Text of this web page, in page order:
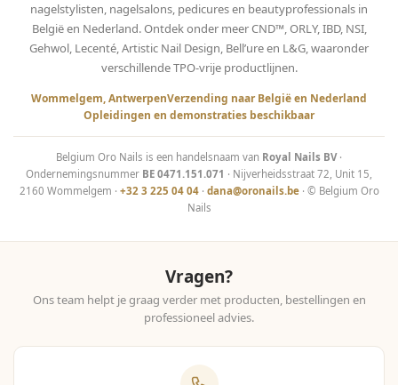
nagelstylisten, nagelsalons, pedicures en beautyprofessionals in
België en Nederland. Ontdek onder meer CND™, ORLY, IBD, NSI,
Gehwol, Lecenté, Artistic Nail Design, Bell’ure en L&G, waaronder
verschillende TPO-vrije productlijnen.
Wommelgem, AntwerpenVerzending naar België en Nederland
Opleidingen en demonstraties beschikbaar
Belgium Oro Nails is een handelsnaam van Royal Nails BV·
Ondernemingsnummer BE 0471.151.071 · Nijverheidsstraat 72, Unit 15,
2160 Wommelgem · +32 3 225 04 04· dana@oronails.be· © Belgium Oro
Nails
Vragen?
Ons team helpt je graag verder met producten, bestellingen en
professioneel advies.